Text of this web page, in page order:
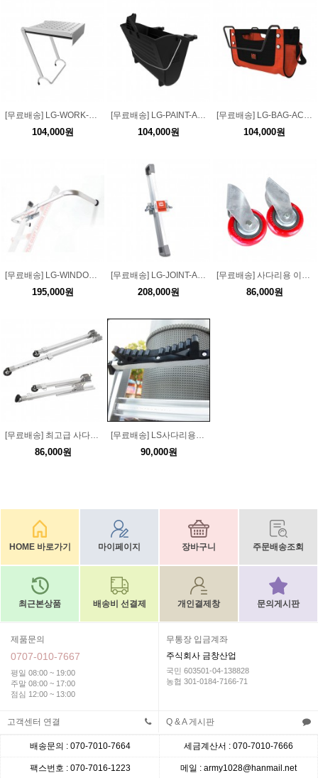
104,000원 104,000원 104,000원
195,000원 208,000원 86,000원
[무료배송] 최고급 사다리 전도방지대높낮이조절형/길이조절형 보강대
86,000원
[무료배송] LS사다리용전주용 고무 받침대(지지대)
90,000원
HOME 바로가기 마이페이지 장바구니 주문배송조회
최근본상품 배송비 선결제 개인결제창 문의게시판
제품문의
0707-010-7667
평일 08:00 ~ 19:00
주말 08:00 ~ 17:00
점심 12:00 ~ 13:00
무통장 입금계좌
주식회사 금창산업
국민 603501-04-138828
농협 301-0184-7166-71
고객센터 연결 Q & A 게시판
배송문의 : 070-7010-7664 세금계산서 : 070-7010-7666
팩스번호 : 070-7016-1223 메일 : army1028@hanmail.net